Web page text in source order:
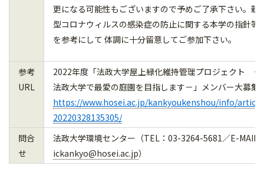
更になる可能性もございますので予めご了承下さい。新
型コロナウィルスの感染症の防止に関する本学の指針等
を参考にして 体調に十分留意してご参加下さい。
参考
URL
2022年度「法政大学屋上緑化維持管理プロジェクト －
法政大学で最愛の庭園を目指します－」メンバー大募集
https://www.hosei.ac.jp/kankyoukenshou/info/
20220328135305/
問合
せ
法政大学環境センター（TEL：03-3264-5681／E-MAIL
ickankyo@hosei.ac.jp）